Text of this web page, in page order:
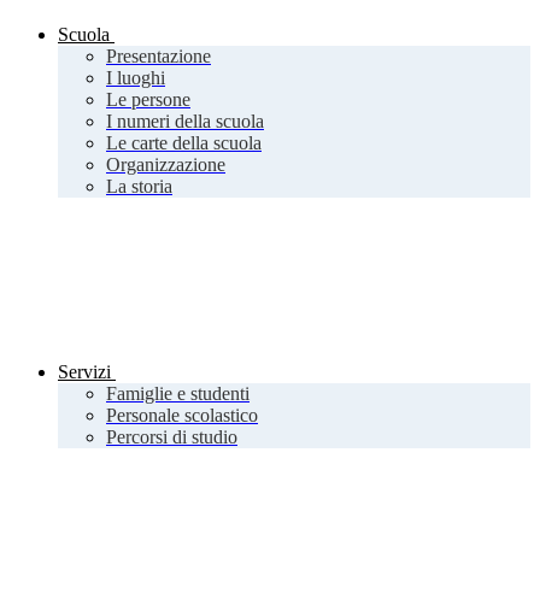
Scuola
Presentazione
I luoghi
Le persone
I numeri della scuola
Le carte della scuola
Organizzazione
La storia
Servizi
Famiglie e studenti
Personale scolastico
Percorsi di studio